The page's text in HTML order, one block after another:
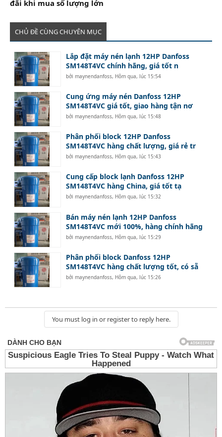
đãi khi mua số lượng lớn
CHỦ ĐỀ CÙNG CHUYÊN MỤC
Lắp đặt máy nén lạnh 12HP Danfoss
SM148T4VC chính hãng, giá tốt n
bởimaynendanfoss, Hôm qua, lúc 15:54
Cung ứng máy nén Danfoss 12HP
SM148T4VC giá tốt, giao hàng tận nơ
bởimaynendanfoss, Hôm qua, lúc 15:48
Phân phối block 12HP Danfoss
SM148T4VC hàng chất lượng, giá rẻ tr
bởimaynendanfoss, Hôm qua, lúc 15:43
Cung cấp block lạnh Danfoss 12HP
SM148T4VC hàng China, giá tốt tạ
bởimaynendanfoss, Hôm qua, lúc 15:32
Bán máy nén lạnh 12HP Danfoss
SM148T4VC mới 100%, hàng chính hãng
bởimaynendanfoss, Hôm qua, lúc 15:29
Phân phối block Danfoss 12HP
SM148T4VC hàng chất lượng tốt, có sẵ
bởimaynendanfoss, Hôm qua, lúc 15:26
You must log in or register to reply here.